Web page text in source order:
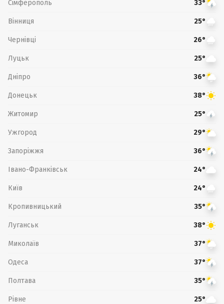
Сімферополь 33°
Вінниця 25°
Чернівці 26°
Луцьк 25°
Дніпро 36°
Донецьк 38°
Житомир 25°
Ужгород 29°
Запоріжжя 36°
Івано-Франківськ 24°
Київ 24°
Кропивницький 35°
Луганськ 38°
Миколаїв 37°
Одеса 37°
Полтава 35°
Рівне 25°